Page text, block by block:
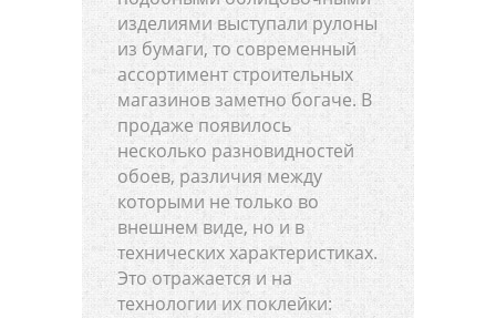
изделиями выступали рулоны
из бумаги, то современный
ассортимент строительных
магазинов заметно богаче. В
продаже появилось
несколько разновидностей
обоев, различия между
которыми не только во
внешнем виде, но и в
технических характеристиках.
Это отражается и на
технологии их поклейки: